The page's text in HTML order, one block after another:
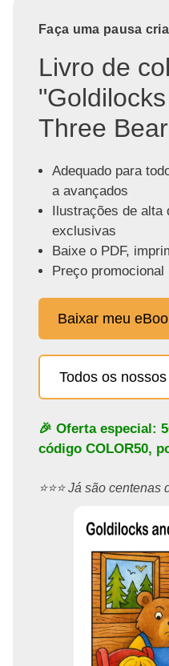
Faça uma pausa
Livro de
Three
Adequado para
a avançados
Ilustrações de alta
exclusivas
Baixe o PDF,
Preço promocional
Baixar meu
Todos os
🎉 Oferta especial:
código COLOR50,
⭐️⭐️⭐️ Já são